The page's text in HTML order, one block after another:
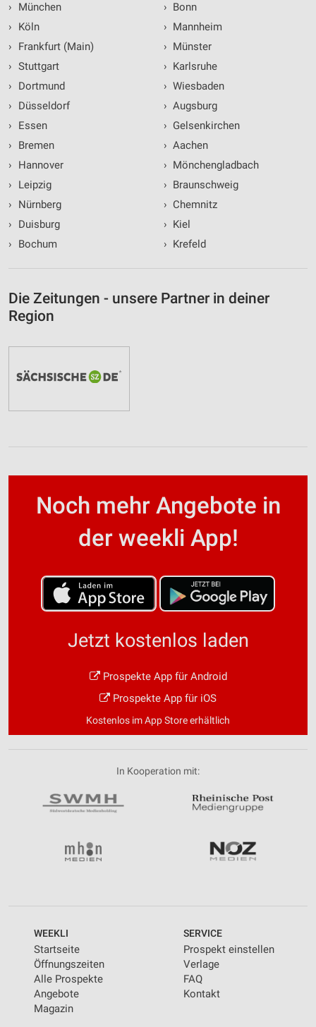
›
München
›
Köln
›
Frankfurt (Main)
› Stuttgart
›
Dortmund
›
Düsseldorf
›
Essen
›
Bremen
›
Hannover
›
Leipzig
›
Nürnberg
›
Duisburg
›
Bochum
› Bonn
› Mannheim
› Münster
› Karlsruhe
› Wiesbaden
› Augsburg
› Gelsenkirchen
› Aachen
› Mönchengladbach
› Braunschweig
› Chemnitz
› Kiel
› Krefeld
Die Zeitungen - unsere Partner in deiner
Region
Noch mehr Angebote in
der weekli App!
Jetzt kostenlos laden
Prospekte App für Android
Prospekte App für iOS
Kostenlos im App Store erhältlich
In Kooperation mit:
WEEKLI
Startseite
Öffnungszeiten
Alle Prospekte
Angebote
Magazin
SERVICE
Prospekt einstellen
Verlage
FAQ
Kontakt